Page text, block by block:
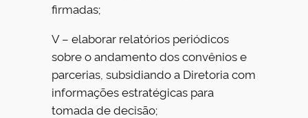
firmadas;
V – elaborar relatórios periódicos
sobre o andamento dos convênios e
parcerias, subsidiando a Diretoria com
informações estratégicas para
tomada de decisão;